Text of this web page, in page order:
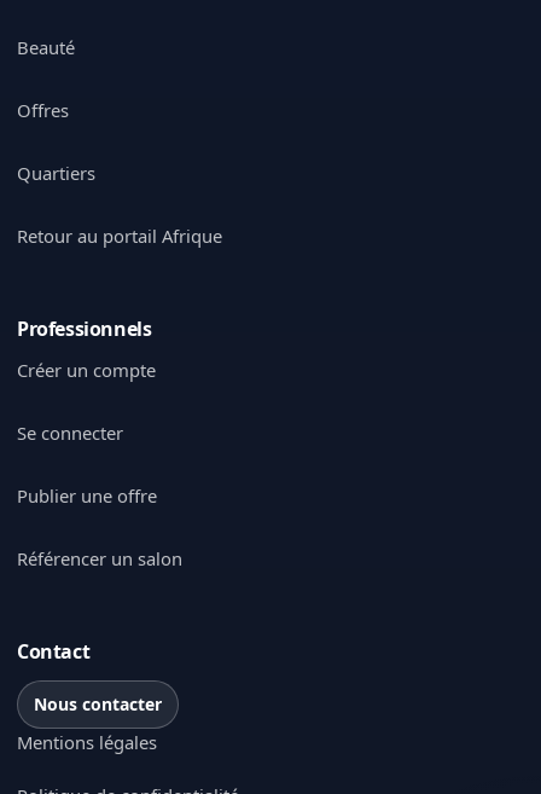
Beauté
Offres
Quartiers
Retour au portail Afrique
Professionnels
Créer un compte
Se connecter
Publier une offre
Référencer un salon
Contact
Nous contacter
Mentions légales